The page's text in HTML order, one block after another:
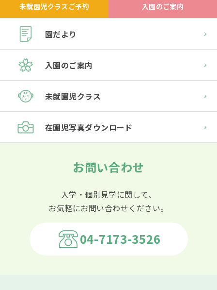
未就園児クラスご予約 入園のご案内
園だより
入園のご案内
未就園児クラス
在園児写真ダウンロード
お問い合わせ
入学・個別見学に関して、
お気軽にお問い合わせください。
04-7173-3526